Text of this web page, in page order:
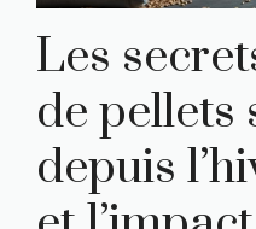
Les
de pellets
depuis